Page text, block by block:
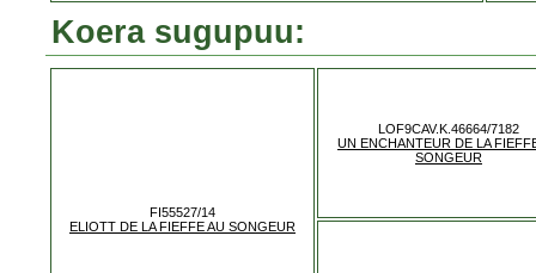
Koera sugupuu:
FI55527/14
ELIOTT DE LA FIEFFE AU SONGEUR
LOF9CAV.K.46664/7182
UN ENCHANTEUR DE LA
SONGEUR